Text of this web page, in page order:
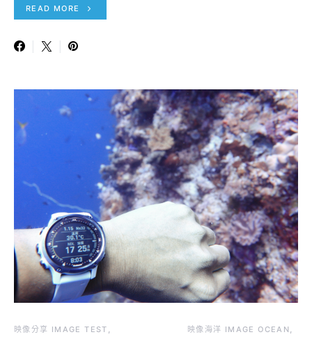
READ MORE
映像分享 IMAGE TEST
映像海洋 IMAGE OCEAN